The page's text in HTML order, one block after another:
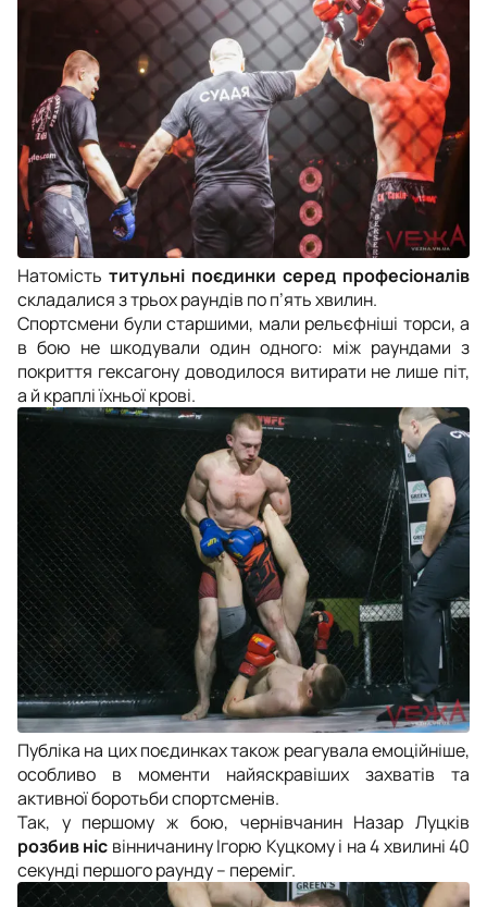
Натомість титульні поєдинки серед професіоналів
складалися з трьох раундів по п’ять хвилин.
Спортсмени були старшими, мали рельєфніші торси, а
в бою не шкодували один одного: між раундами з
покриття гексагону доводилося витирати не лише піт,
а й краплі їхньої крові.
Публіка на цих поєдинках також реагувала емоційніше,
особливо в моменти найяскравіших захватів та
активної боротьби спортсменів.
Так, у першому ж бою, чернівчанин Назар Луцків
розбив ніс вінничанину Ігорю Куцкому і на 4 хвилині 40
секунді першого раунду – переміг.